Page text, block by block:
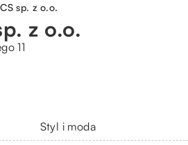
sp. z o.o.
z o.o.
11
Styl i moda